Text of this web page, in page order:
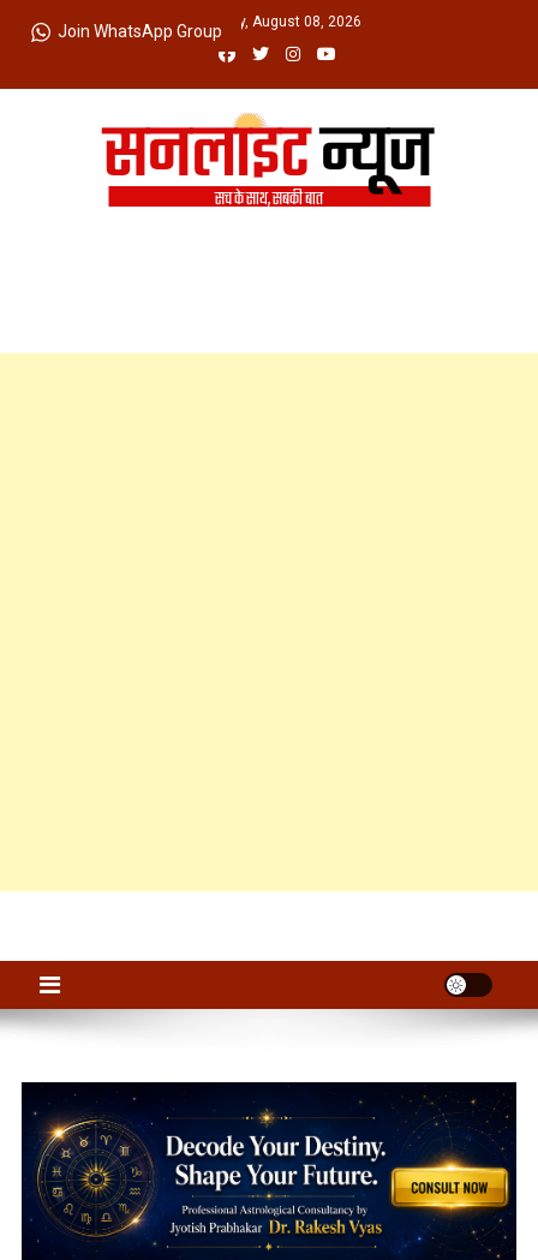
Saturday, August 08, 2026
Join WhatsApp Group